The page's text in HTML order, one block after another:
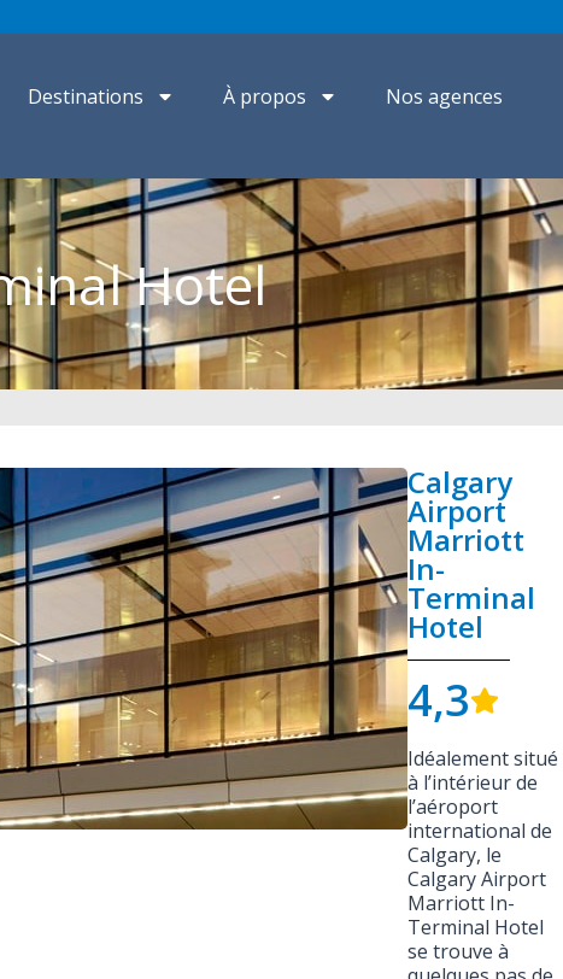
Destinations À propos Nos agences
Hotel
Calgary
Airport
Marriott
In-
Terminal
Hotel
4,3
Idéalement situé
à l’intérieur de
l’aéroport
international de
Calgary, le
Calgary Airport
Marriott In-
Terminal Hotel
se trouve à